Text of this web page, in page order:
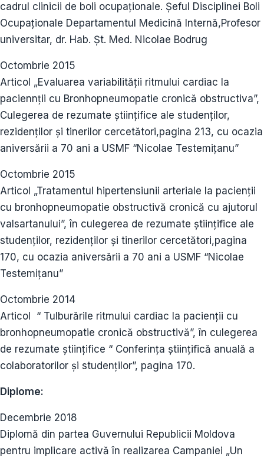
cadrul clinicii de boli ocupaționale. Șeful Disciplinei Boli
Ocupaționale Departamentul Medicină Internă,Profesor
universitar, dr. Hab. Șt. Med. Nicolae Bodrug
Octombrie 2015
Articol „Evaluarea variabilității ritmului cardiac la
paciennții cu Bronhopneumopatie cronică obstructiva”,
Culegerea de rezumate științifice ale studenților,
rezidenților și tinerilor cercetători,pagina 213, cu ocazia
aniversării a 70 ani a USMF “Nicolae Testemițanu”
Octombrie 2015
Articol „Tratamentul hipertensiunii arteriale la pacienții
cu bronhopneumopatie obstructivă cronică cu ajutorul
valsartanului”, în culegerea de rezumate științifice ale
studenților, rezidenților și tinerilor cercetători,pagina
170, cu ocazia aniversării a 70 ani a USMF “Nicolae
Testemițanu”
Octombrie 2014
Articol “ Tulburările ritmului cardiac la pacienții cu
bronhopneumopatie cronică obstructivă”, în culegerea
de rezumate științifice “ Conferința științifică anuală a
colaboratorilor și studenților”, pagina 170.
Diplome:
Decembrie 2018
Diplomă din partea Guvernului Republicii Moldova
pentru implicare activă în realizarea Campaniei „Un